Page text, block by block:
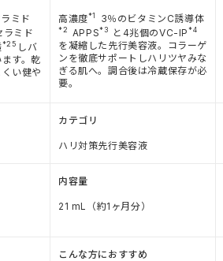
ミド
ラミド
*25 しバ
す。乾
い健や
高濃度*1 3％のビタミンC誘導体
*2 APPS*3 と4兆個のVC-IP*4
を凝縮した先行美容液。コラーゲ
ンを徹底サポートしハリツヤみな
ぎる肌へ。調合後は冷蔵保存が必
要。
カテゴリ
ハリ対策先行美容液
内容量
21 mL（約1ヶ月分）
こんな方におすすめ